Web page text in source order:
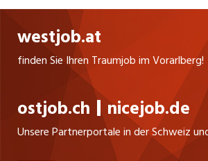
Webseite
SOCIAL MEDIA
westjob.at
finden Sie Ihren Traumjob im Vorarlberg!
ostjob.ch nicejob.de
Unsere Partnerportale in der Schweiz